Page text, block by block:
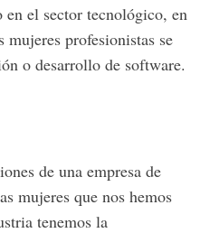
en el sector tecnológico, en
mujeres profesionistas se
o desarrollo de software.
de una empresa de
mujeres que nos hemos
tenemos la